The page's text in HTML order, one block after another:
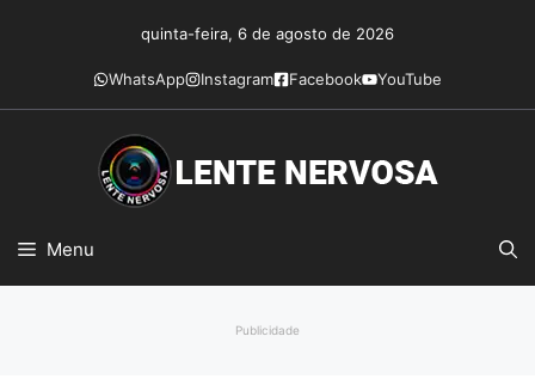
conteúdo
quinta-feira, 6 de agosto de 2026
WhatsApp Instagram Facebook YouTube
Menu
Publicidade